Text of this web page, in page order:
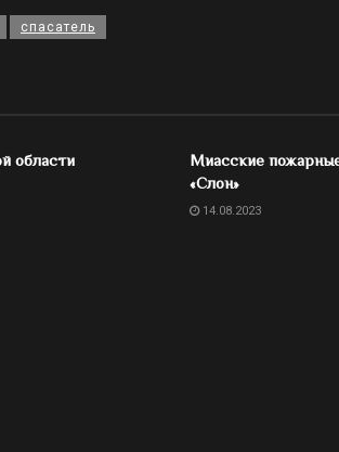
спасатель
области
Миасские
«Слон»
14.08.2023